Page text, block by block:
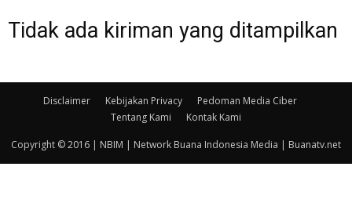
Tidak ada kiriman yang ditampilkan
Disclaimer Kebijakan Privacy
Pedoman Media Ciber
Tentang Kami
Kontak Kami
Copyright © 2016 | NBIM | Network Buana Indonesia Media | Buanatv.net